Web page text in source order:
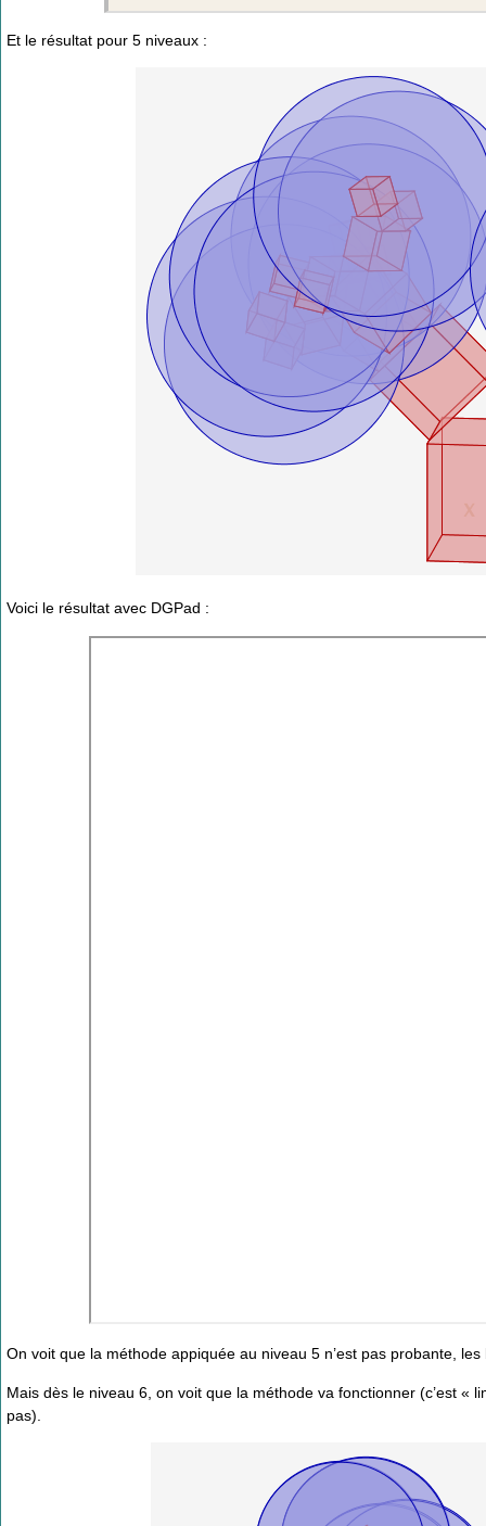
Et le résultat pour 5 niveaux :
Voici le résultat avec DGPad :
On voit que la méthode appiquée au niveau 5 n’est pas probante,
Mais dès le niveau 6, on voit que la méthode va fonctionner (c’est
pas).